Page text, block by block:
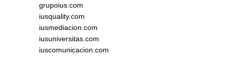
grupoius.com
iusquality.com
iusmediacion.com
iusuniversitas.com
iuscomunicacion.com